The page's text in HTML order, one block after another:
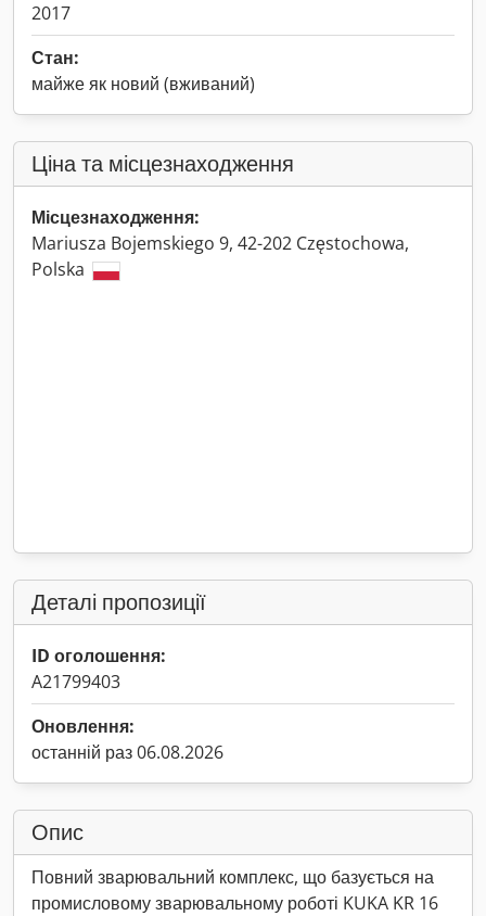
2017
Стан:
майже як новий (вживаний)
Ціна та місцезнаходження
Місцезнаходження:
Mariusza Bojemskiego 9, 42-202 Częstochowa,
Polska
Деталі пропозиції
ID оголошення:
A21799403
Оновлення:
останній раз 06.08.2026
Опис
Повний зварювальний комплекс, що базується на
промисловому зварювальному роботі KUKA KR 16